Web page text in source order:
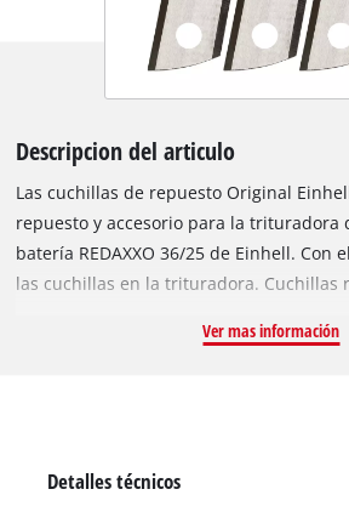
Descripcion del articulo
Las cuchillas de repuesto Original
repuesto y accesorio para la trituradora
batería REDAXXO 36/25 de Einhell. Con
las cuchillas en la trituradora. Cuchillas
Original Einhell. Las cuchillas
están incluidas 3 cuchillas de repuesto.
Ver mas información
Detalles técnicos